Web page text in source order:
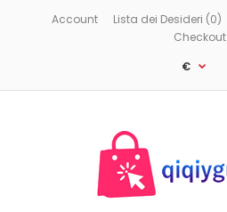
Account Lista dei Desideri (0)
Checkout
€